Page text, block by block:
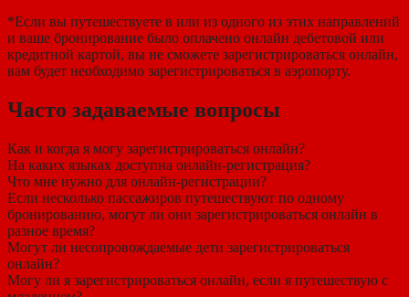
*Если вы путешествуете в или из одного из этих направлений
и ваше бронирование было оплачено онлайн дебетовой или
кредитной картой, вы не сможете зарегистрироваться онлайн,
вам будет необходимо зарегистрироваться в аэропорту.
Часто задаваемые вопросы
Как и когда я могу зарегистрироваться онлайн?
На каких языках доступна онлайн-регистрация?
Что мне нужно для онлайн-регистрации?
Если несколько пассажиров путешествуют по одному
бронированию, могут ли они зарегистрироваться онлайн в
разное время?
Могут ли несопровождаемые дети зарегистрироваться
онлайн?
Могу ли я зарегистрироваться онлайн, если я путешествую с